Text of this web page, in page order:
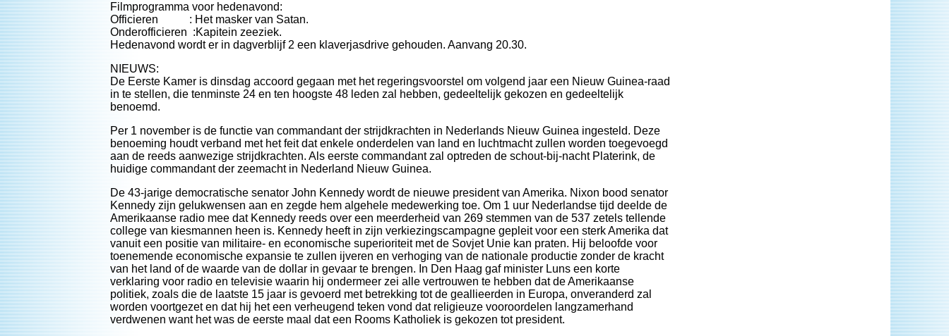
Filmprogramma voor hedenavond:
Officieren : Het masker van Satan.
Onderofficieren :Kapitein zeeziek.
Hedenavond wordt er in dagverblijf 2 een klaverjasdrive gehouden. Aanvang 20.30.
NIEUWS:
De Eerste Kamer is dinsdag accoord gegaan met het regeringsvoorstel om volgend jaar een Nieuw Guinea-raad
in te stellen, die tenminste 24 en ten hoogste 48 leden zal hebben, gedeeltelijk gekozen en gedeeltelijk
benoemd.
Per 1 november is de functie van commandant der strijdkrachten in Nederlands Nieuw Guinea ingesteld. Deze
benoeming houdt verband met het feit dat enkele onderdelen van land en luchtmacht zullen worden toegevoegd
aan de reeds aanwezige strijdkrachten. Als eerste commandant zal optreden de schout-bij-nacht Platerink, de
huidige commandant der zeemacht in Nederland Nieuw Guinea.
De 43-jarige democratische senator John Kennedy wordt de nieuwe president van Amerika. Nixon bood senator
Kennedy zijn gelukwensen aan en zegde hem algehele medewerking toe. Om 1 uur Nederlandse tijd deelde de
Amerikaanse radio mee dat Kennedy reeds over een meerderheid van 269 stemmen van de 537 zetels tellende
college van kiesmannen heen is. Kennedy heeft in zijn verkiezingscampagne gepleit voor een sterk Amerika dat
vanuit een positie van militaire- en economische superioriteit met de Sovjet Unie kan praten. Hij beloofde voor
toenemende economische expansie te zullen ijveren en verhoging van de nationale productie zonder de kracht
van het land of de waarde van de dollar in gevaar te brengen. In Den Haag gaf minister Luns een korte
verklaring voor radio en televisie waarin hij ondermeer zei alle vertrouwen te hebben dat de Amerikaanse
politiek, zoals die de laatste 15 jaar is gevoerd met betrekking tot de geallieerden in Europa, onveranderd zal
worden voortgezet en dat hij het een verheugend teken vond dat religieuze vooroordelen langzamerhand
verdwenen want het was de eerste maal dat een Rooms Katholiek is gekozen tot president.